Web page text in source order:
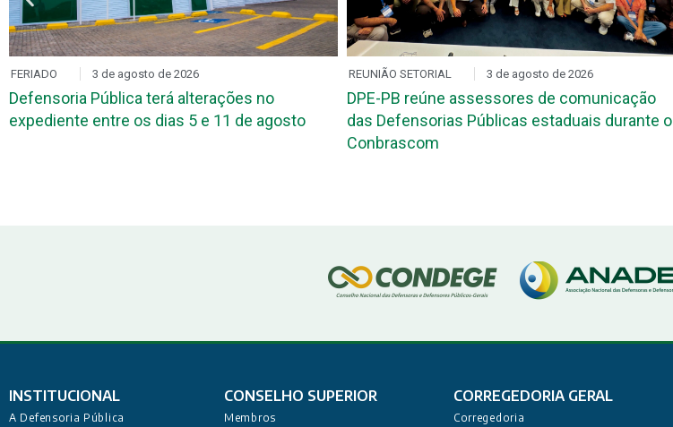
FERIADO 3 de agosto de 2026
Defensoria Pública terá alterações no
expediente entre os dias 5 e 11 de agosto
REUNIÃO SETORIAL 3 de agosto de 2026
DPE-PB reúne assessores de comunicação
das Defensorias Públicas estaduais durante o
Conbrascom
INSTITUCIONAL
A Defensoria Pública
CONSELHO SUPERIOR
Membros
CORREGEDORIA GERAL
Corregedoria